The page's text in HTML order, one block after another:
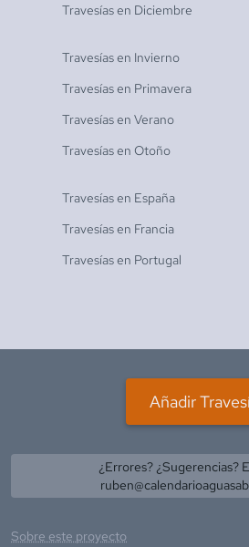
Travesías en Diciembre
Travesías en Invierno
Travesías en Primavera
Travesías en Verano
Travesías en Otoño
Travesías en España
Travesías en Francia
Travesías en Portugal
Añadir
¿Errores? ¿Sugerencias?
Sobre este proyecto